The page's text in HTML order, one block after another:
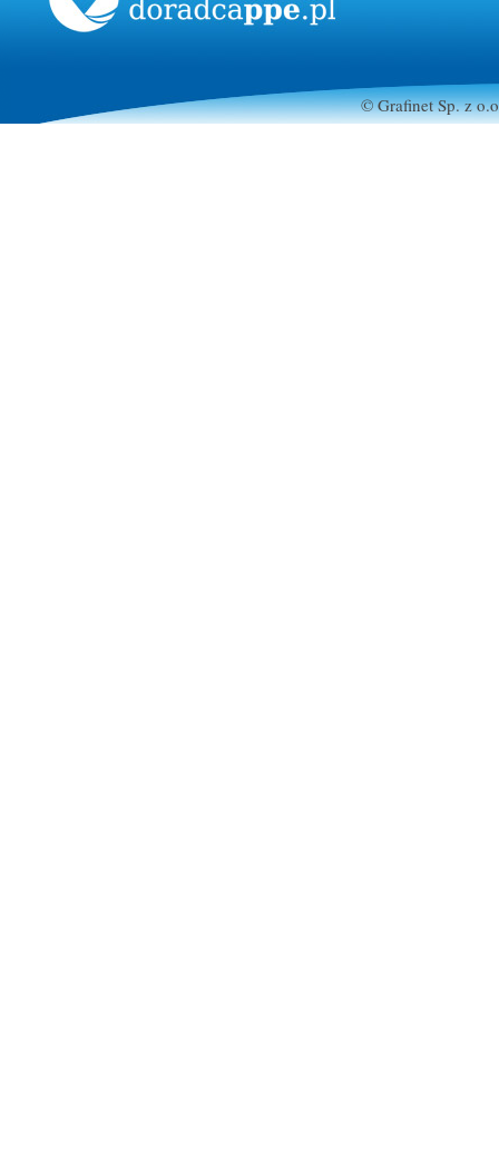
© Grafinet Sp. z